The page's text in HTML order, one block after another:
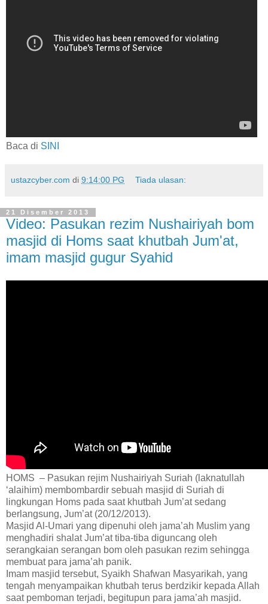
Baca di SINI
ustazcyber.com di 9:14:00 PG Tiada ulasan:
21 Disember 2013
Video: Pasukan rezim Nushairiyah bom
masjid di Homs saat khutbah Jum'at,
imam masjid gugur Syahid
HOMS – Pasukan rejim Nushairiyah Suriah (laknatullah
‘alaihim) membombardir sebuah masjid di Suriah di
lingkungan Homs pada saat khutbah Jum’at sedang
berlangsung, Jum’at (20/12/2013).
Masjid Al-Umari yang dipenuhi oleh jama’ah Muslim yang
menghadiri shalat Jum’at tiba-tiba diguncang oleh
serangkaian serangan bom oleh pasukan rezim sehingga
membuat para jama’ah panik.
Imam masjid tersebut, Syaikh Shafwan Masyarikah, yang
tengah menyampaikan khutbah terus berdzikir kepada Allah
saat pemboman terjadi, begitupun para jama’ah masjid.